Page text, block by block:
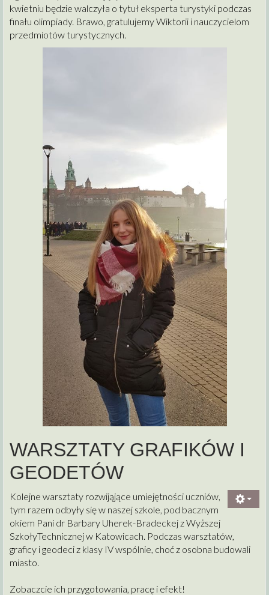
kwietniu będzie walczyła o tytuł eksperta turystyki podczas
finału olimpiady. Brawo, gratulujemy Wiktorii i nauczycielom
przedmiotów turystycznych.
WARSZTATY GRAFIKÓW I
GEODETÓW
Kolejne warsztaty rozwijąjące umiejętności uczniów,
tym razem odbyły się w naszej szkole, pod bacznym
okiem Pani dr Barbary Uherek-Bradeckej z Wyższej
SzkołyTechnicznej w Katowicach. Podczas warsztatów,
graficy i geodeci z klasy IV wspólnie, choć z osobna budowali
miasto.
Zobaczcie ich przygotowania, pracę i efekt!